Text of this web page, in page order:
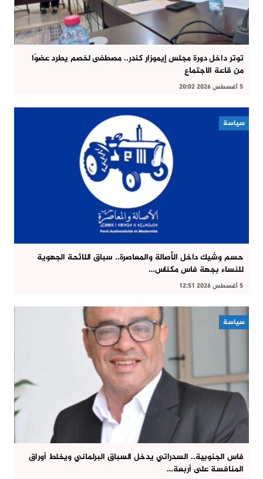
توتر داخل دورة مجلس إيموزار كندر.. مصطفى لخصم يطرد عضوًا
من قاعة الاجتماع
5 أغسطس 2026 20:02
سياسة
حسم وشيك داخل الأصالة والمعاصرة.. سباق اللائحة الجهوية
للنساء بجهة فاس مكناس…
5 أغسطس 2026 12:51
سياسة
فاس الجنوبية.. السدراتي يدخل السباق البرلماني ويخلط أوراق
المنافسة على أربعة…